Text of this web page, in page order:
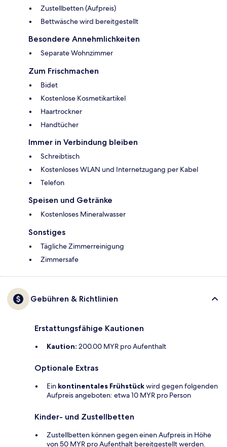
Zustellbetten (Aufpreis)
Bettwäsche wird bereitgestellt
Besondere Annehmlichkeiten
Separate Wohnzimmer
Zum Frischmachen
Bidet
Kostenlose Kosmetikartikel
Haartrockner
Handtücher
Immer in Verbindung bleiben
Schreibtisch
Kostenloses WLAN und Internetzugang per Kabel
Telefon
Speisen und Getränke
Kostenloses Mineralwasser
Sonstiges
Tägliche Zimmerreinigung
Zimmersafe
Gebühren & Richtlinien
Erstattungsfähige Kautionen
Kaution: 200.00 MYR pro Aufenthalt
Optionale Extras
Ein kontinentales Frühstückwird gegen folgenden
Aufpreis angeboten: etwa 10 MYR pro Person
Kinder- und Zustellbetten
Zustellbetten können gegen einen Aufpreis in Höhe
von 50 MYR pro Aufenthalt bereitgestellt werden.